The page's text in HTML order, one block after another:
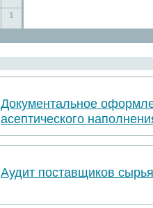
1
Документальное
асептического
Аудит поставщиков